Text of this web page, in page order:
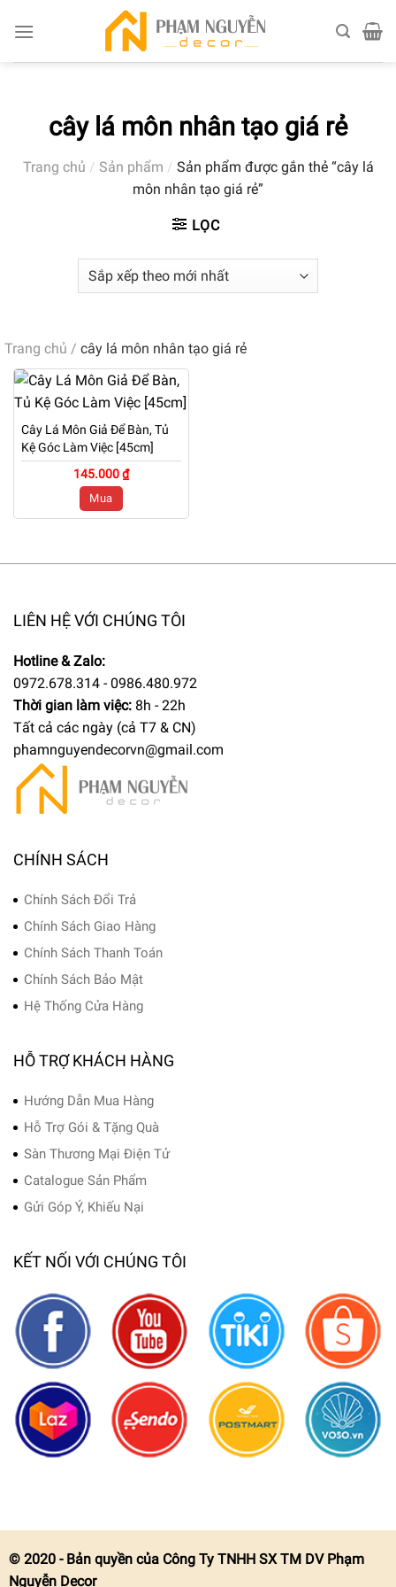
cây lá môn nhân tạo giá rẻ
Trang chủ / Sản phẩm / Sản phẩm được gắn thẻ “cây lá
môn nhân tạo giá rẻ”
LỌC
Trang chủ / cây lá môn nhân tạo giá rẻ
Cây Lá Môn Giả Để Bàn, Tủ
Kệ Góc Làm Việc [45cm]
145.000 ₫
Mua
LIÊN HỆ VỚI CHÚNG TÔI
Hotline & Zalo:
0972.678.314 - 0986.480.972
Thời gian làm việc: 8h - 22h
Tất cả các ngày (cả T7 & CN)
phamnguyendecorvn@gmail.com
CHÍNH SÁCH
Chính Sách Đổi Trả
Chính Sách Giao Hàng
Chính Sách Thanh Toán
Chính Sách Bảo Mật
Hệ Thống Cửa Hàng
HỖ TRỢ KHÁCH HÀNG
Hướng Dẫn Mua Hàng
Hỗ Trợ Gói & Tặng Quà
Sàn Thương Mại Điện Tử
Catalogue Sản Phẩm
Gửi Góp Ý, Khiếu Nại
KẾT NỐI VỚI CHÚNG TÔI
© 2020 - Bản quyền của Công Ty TNHH SX TM DV Phạm
Nguyễn Decor